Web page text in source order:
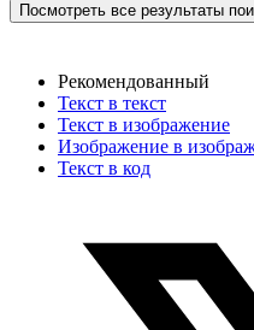
Посмотреть все результаты
Рекомендованный
Текст в текст
Текст в изображение
Изображение в
Текст в код